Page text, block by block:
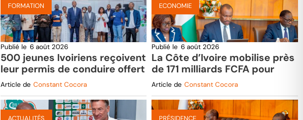
FORMATION
Publié le 6 août 2026
500 jeunes Ivoiriens reçoivent
leur permis de conduire offert
par la Fondation Magic
System
Article de Constant Cocora
ECONOMIE
Publié le 6 août 2026
La Côte d’Ivoire mobilise près
de 171 milliards FCFA pour
moderniser son réseau
électrique
Article de Constant Cocora
ACTUALITÉS PRÉSIDENCE